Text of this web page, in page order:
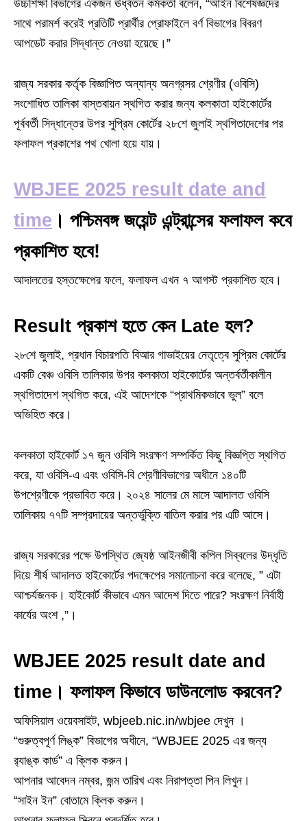
উচ্চশিক্ষা বিভাগের একজন ঊর্ধ্বতন কর্মকর্তা বলেন, “আইন বিশেষজ্ঞদের
সাথে পরামর্শ করেই প্রতিটি প্রার্থীর প্রোফাইলে বর্ণ বিভাগের বিবরণ
আপডেট করার সিদ্ধান্ত নেওয়া হয়েছে।”
রাজ্য সরকার কর্তৃক বিজ্ঞাপিত অন্যান্য অনগ্রসর শ্রেণীর (ওবিসি)
সংশোধিত তালিকা বাস্তবায়ন স্থগিত করার জন্য কলকাতা হাইকোর্টের
পূর্ববর্তী সিদ্ধান্তের উপর সুপ্রিম কোর্টের ২৮শে জুলাই স্থগিতাদেশের পর
ফলাফল প্রকাশের পথ খোলা হয়ে যায়।
WBJEE 2025 result date and
time । পশ্চিমবঙ্গ জয়েন্ট এন্ট্রান্সের ফলাফল কবে
প্রকাশিত হবে!
আদালতের হস্তক্ষেপের ফলে, ফলাফল এখন ৭ আগস্ট প্রকাশিত হবে।
Result প্রকাশ হতে কেন Late হল?
২৮শে জুলাই, প্রধান বিচারপতি বিআর গাভাইয়ের নেতৃত্বে সুপ্রিম কোর্টের
একটি বেঞ্চ ওবিসি তালিকার উপর কলকাতা হাইকোর্টের অন্তর্বর্তীকালীন
স্থগিতাদেশ স্থগিত করে, এই আদেশকে “প্রাথমিকভাবে ভুল” বলে
অভিহিত করে।
কলকাতা হাইকোর্ট ১৭ জুন ওবিসি সংরক্ষণ সম্পর্কিত কিছু বিজ্ঞপ্তি স্থগিত
করে, যা ওবিসি-এ এবং ওবিসি-বি শ্রেণীবিভাগের অধীনে ১৪০টি
উপশ্রেণীকে প্রভাবিত করে। ২০২৪ সালের মে মাসে আদালত ওবিসি
তালিকায় ৭৭টি সম্প্রদায়ের অন্তর্ভুক্তি বাতিল করার পর এটি আসে।
রাজ্য সরকারের পক্ষে উপস্থিত জ্যেষ্ঠ আইনজীবী কপিল সিব্বলের উদ্ধৃতি
দিয়ে শীর্ষ আদালত হাইকোর্টের পদক্ষেপের সমালোচনা করে বলেছে, ” এটা
আশ্চর্যজনক। হাইকোর্ট কীভাবে এমন আদেশ দিতে পারে? সংরক্ষণ নির্বাহী
কার্যের অংশ ,”।
WBJEE 2025 result date and
time। ফলাফল কিভাবে ডাউনলোড করবেন?
অফিসিয়াল ওয়েবসাইট, wbjeeb.nic.in/wbjee দেখুন ।
“গুরুত্বপূর্ণ লিঙ্ক” বিভাগের অধীনে, “WBJEE 2025 এর জন্য
র‍্যাঙ্ক কার্ড” এ ক্লিক করুন।
আপনার আবেদন নম্বর, জন্ম তারিখ এবং নিরাপত্তা পিন লিখুন।
“সাইন ইন” বোতামে ক্লিক করুন।